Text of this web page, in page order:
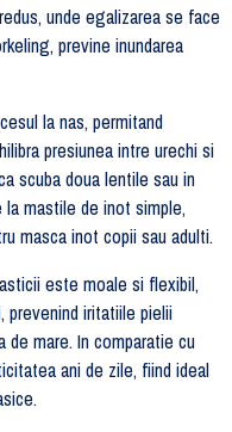
unde egalizarea se face
previne inundarea
la nas, permitand
presiunea intre urechi si
scuba doua lentile sau in
mastile de inot simple,
masca inot copii sau adulti.
este moale si flexibil,
iritatiile pielii
de mare. In comparatie cu
ani de zile, fiind ideal